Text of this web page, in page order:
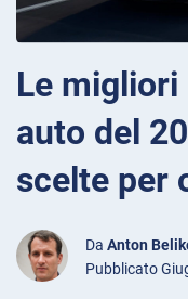
Le
auto del
scelte per
Da Anton
Pubblicato